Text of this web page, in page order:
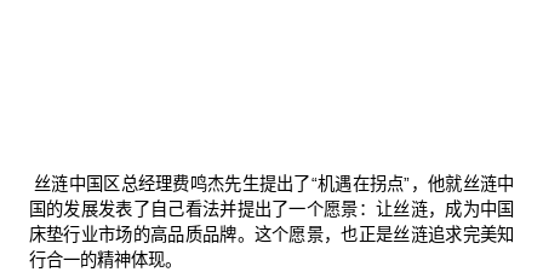
丝涟中国区总经理费鸣杰先生提出了“机遇在拐点”，他就丝涟中
国的发展发表了自己看法并提出了一个愿景：让丝涟，成为中国
床垫行业市场的高品质品牌。这个愿景，也正是丝涟追求完美知
行合一的精神体现。